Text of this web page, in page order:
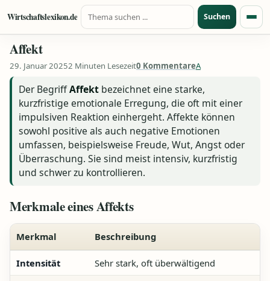
Zum Inhalt springen
Wirtschaftslexikon.de
Suche nach:
Suchen
Affekt
29. Januar 20252 Minuten Lesezeit0 KommentareA
Der BegriffAffekt bezeichnet eine starke,
kurzfristige emotionale Erregung, die oft mit einer
impulsiven Reaktion einhergeht. Affekte können
sowohl positive als auch negative Emotionen
umfassen, beispielsweise Freude, Wut, Angst oder
Überraschung. Sie sind meist intensiv, kurzfristig
und schwer zu kontrollieren.
Merkmale eines Affekts
Merkmal Beschreibung
Intensität Sehr stark, oft überwältigend